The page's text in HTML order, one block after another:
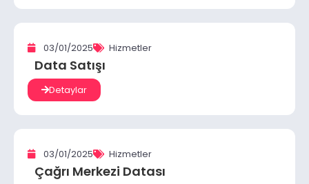
03/01/2025 Hizmetler
Data Satışı
Detaylar
03/01/2025 Hizmetler
Çağrı Merkezi Datası